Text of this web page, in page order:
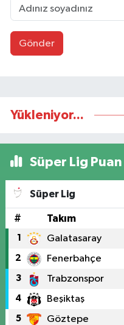
Gönder
Yükleniyor...
Süper Lig
Süper Lig
# Takım
1 Galatasaray
2 Fenerbahçe
3 Trabzonspor
4 Beşiktaş
5 Göztepe